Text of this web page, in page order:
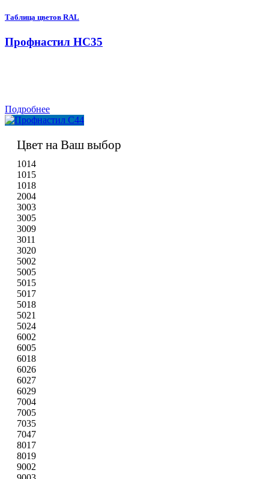
Таблица цветов RAL
Профнастил НС35
Подробнее
Цвет на Ваш выбор
1014
1015
1018
2004
3003
3005
3009
3011
3020
5002
5005
5015
5017
5018
5021
5024
6002
6005
6018
6026
6027
6029
7004
7005
7035
7047
8017
8019
9002